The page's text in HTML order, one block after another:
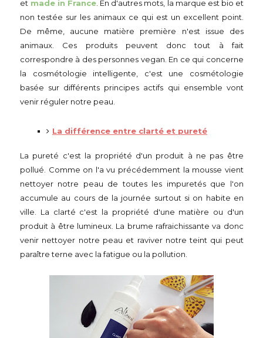
et made in France . En d'autres mots, la marque est bio et
non testée sur les animaux ce qui est un excellent point.
De même, aucune matière première n'est issue des
animaux. Ces produits peuvent donc tout à fait
correspondre à des personnes vegan. En ce qui concerne
la cosmétologie intelligente, c'est une cosmétologie
basée sur différents principes actifs qui ensemble vont
venir réguler notre peau.
La différence entre clarté et pureté
La pureté c'est la propriété d'un produit à ne pas être
pollué. Comme on l'a vu précédemment la mousse vient
nettoyer notre peau de toutes les impuretés que l'on
accumule au cours de la journée surtout si on habite en
ville. La clarté c'est la propriété d'une matière ou d'un
produit à être lumineux. La brume rafraichissante va donc
venir nettoyer notre peau et raviver notre teint qui peut
paraître terne avec la fatigue ou la pollution.